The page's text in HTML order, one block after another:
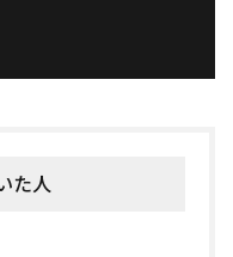
た人